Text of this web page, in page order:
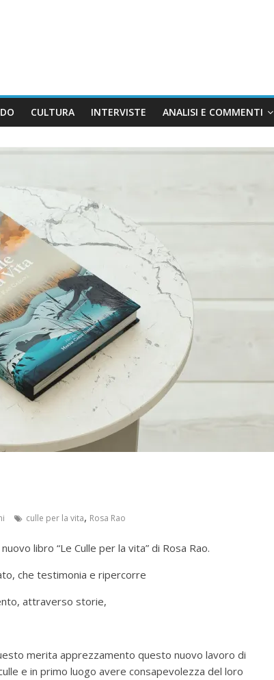
CULTURA INTERVISTE ANALISI E COMMENTI
culle per la vita, Rosa Rao
libro “Le Culle per la vita” di Rosa Rao.
che testimonia e ripercorre
attraverso storie,
merita apprezzamento questo nuovo lavoro di
e in primo luogo avere consapevolezza del loro